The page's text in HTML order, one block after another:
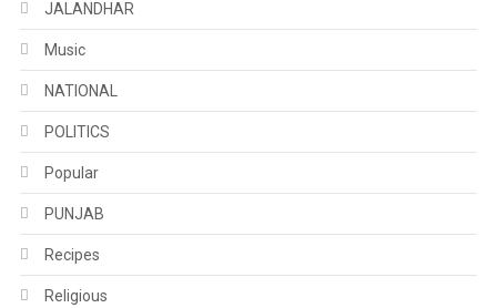
JALANDHAR
Music
NATIONAL
POLITICS
Popular
PUNJAB
Recipes
Religious